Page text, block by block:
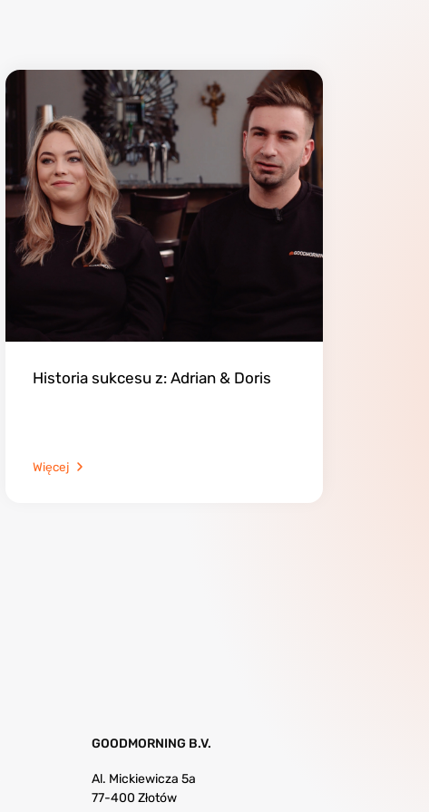
Historia sukcesu z: Adrian & Doris
Więcej
GOODMORNING B.V.
Al. Mickiewicza 5a
77-400 Złotów